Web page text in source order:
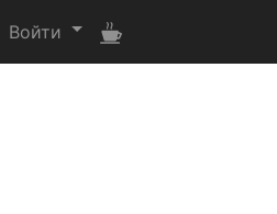
Войти